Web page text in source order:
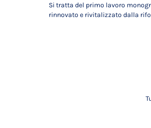
Si tratta del primo lavoro
rinnovato e rivitalizzato dalla